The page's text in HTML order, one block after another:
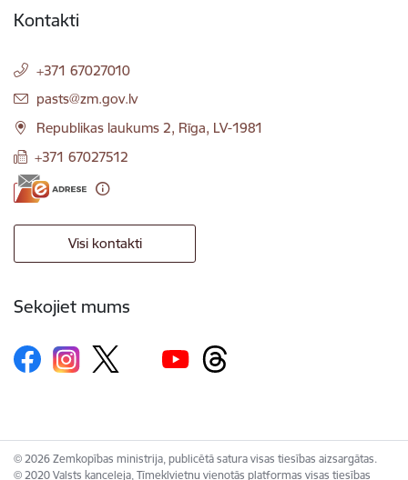
Kontakti
+371 67027010
E-pasts:
pasts@zm.gov.lv
Republikas laukums 2, Rīga, LV-1981
+371 67027512
Visi kontakti
Sekojiet mums
© 2026 Zemkopības ministrija, publicētā satura visas tiesības aizsargātas.
© 2020 Valsts kanceleja, Tīmekļvietņu vienotās platformas visas tiesības